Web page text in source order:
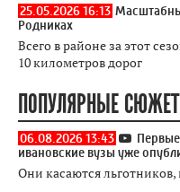
25.05.2026 16:13
Родниках
Всего в районе за этот
10 километров дорог
ПОПУЛЯРНЫЕ
06.08.2026 13:43
ивановские вузы уже
Они касаются